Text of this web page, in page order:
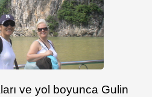
ve yol boyunca Gulin